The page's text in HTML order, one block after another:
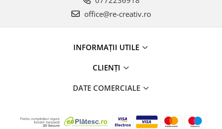
office@re-creativ.ro
INFORMAȚII UTILE
CLIENȚI
DATE COMERCIALE